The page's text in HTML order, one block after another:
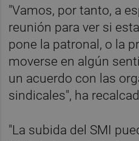
"Vamos, por tanto, a
reunión para ver si
pone la patronal, o la
moverse en algún
un acuerdo con las
sindicales", ha
"La subida del SMI